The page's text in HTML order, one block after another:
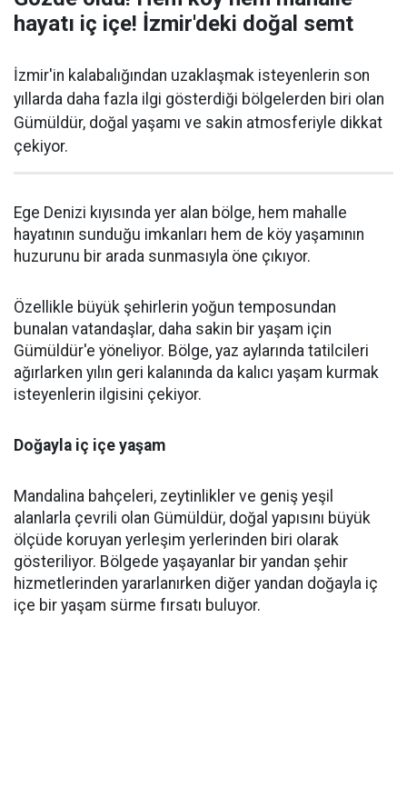
hayatı iç içe! İzmir'deki doğal semt
İzmir'in kalabalığından uzaklaşmak isteyenlerin son
yıllarda daha fazla ilgi gösterdiği bölgelerden biri olan
Gümüldür, doğal yaşamı ve sakin atmosferiyle dikkat
çekiyor.
Ege Denizi kıyısında yer alan bölge, hem mahalle
hayatının sunduğu imkanları hem de köy yaşamının
huzurunu bir arada sunmasıyla öne çıkıyor.
Özellikle büyük şehirlerin yoğun temposundan
bunalan vatandaşlar, daha sakin bir yaşam için
Gümüldür'e yöneliyor. Bölge, yaz aylarında tatilcileri
ağırlarken yılın geri kalanında da kalıcı yaşam kurmak
isteyenlerin ilgisini çekiyor.
Doğayla iç içe yaşam
Mandalina bahçeleri, zeytinlikler ve geniş yeşil
alanlarla çevrili olan Gümüldür, doğal yapısını büyük
ölçüde koruyan yerleşim yerlerinden biri olarak
gösteriliyor. Bölgede yaşayanlar bir yandan şehir
hizmetlerinden yararlanırken diğer yandan doğayla iç
içe bir yaşam sürme fırsatı buluyor.